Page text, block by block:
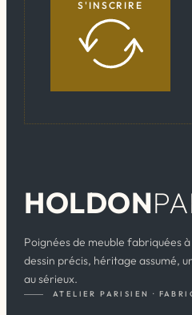
S'INSCRIRE
HOLDON
Poignées de meuble fabriquées
dessin précis, héritage assumé,
au sérieux.
ATELIER PARISIEN ·